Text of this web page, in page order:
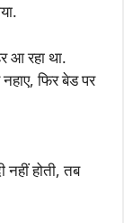
आ रहा था.
फिर बेड पर
होती, तब